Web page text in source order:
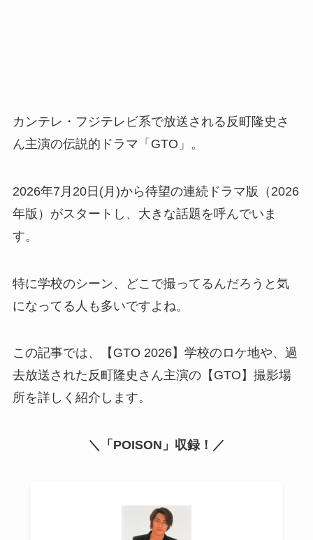
カンテレ・フジテレビ系で放送される反町隆史さ
ん主演の伝説的ドラマ「GTO」。
2026年7月20日(月)から待望の連続ドラマ版（2026
年版）がスタートし、大きな話題を呼んでいま
す。
特に学校のシーン、どこで撮ってるんだろうと気
になってる人も多いですよね。
この記事では、【GTO 2026】学校のロケ地や、過
去放送された反町隆史さん主演の【GTO】撮影場
所を詳しく紹介します。
＼「POISON」収録！／